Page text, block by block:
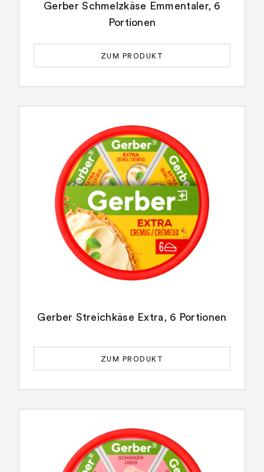
Gerber Schmelzkäse Emmentaler, 6
Portionen
ZUM PRODUKT
Gerber Streichkäse Extra, 6 Portionen
ZUM PRODUKT